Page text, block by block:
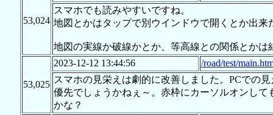
53,024
スマホでも読みやすいですね。
地図とかはタップで別ウインドウで開くとか出
地図の実線か破線かとか、等高線との関係とか
53,025
2023-12-12 13:44:56
/road/test/
スマホの見栄えは劇的に改善しました。PCでの
優先でしょうかねぇ～。赤枠にカーソルオンし
かな？